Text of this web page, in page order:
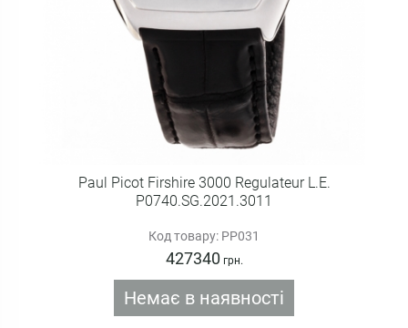
Paul Picot Firshire 3000 Regulateur L.E.
P0740.SG.2021.3011
Код товару: PP031
427340 грн.
Немає в наявності